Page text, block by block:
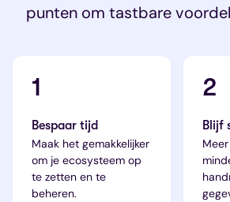
punten om tastbare
1
Bespaar tijd
Maak het gemakkelijker
om je ecosysteem op
te zetten en te
beheren.
2
Blijf